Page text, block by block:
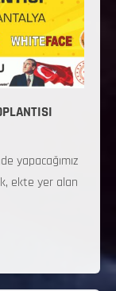
yapacağımız
ekte yer alan